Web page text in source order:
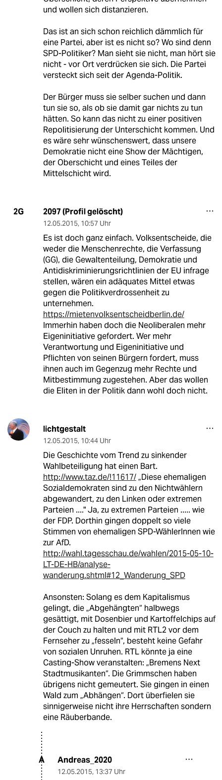
und wollen sich distanzieren.
Das ist an sich schon reichlich dämmlich für
eine Partei, aber ist es nicht so? Wo sind denn
SPD-Politiker? Man sieht sie nicht, man hört sie
nicht - vor Ort verdrücken sie sich. Die Partei
versteckt sich seit der Agenda-Politik.
Der Bürger muss sie selber suchen und dann
tun sie so, als ob sie damit gar nichts zu tun
hätten. So kann das nicht zu einer positiven
Repolitisierung der Unterschicht kommen. Und
es wäre sehr wünschenswert, dass unsere
Demokratie nicht eine Show der Mächtigen,
der Oberschicht und eines Teiles der
Mittelschicht wird.
2G 2097 (Profil gelöscht)
12.05.2015, 10:57 Uhr
Es ist doch ganz einfach. Volksentscheide, die
weder die Menschenrechte, die Verfassung
(GG), die Gewaltenteilung, Demokratie und
Antidiskriminierungsrichtlinien der EU infrage
stellen, wären ein adäquates Mittel etwas
gegen die Politikverdrossenheit zu
unternehmen.
https://mietenvolksentscheidberlin.de/
Immerhin haben doch die Neoliberalen mehr
Eigeninitiative gefordert. Wer mehr
Verantwortung und Eigeninitiative und
Pflichten von seinen Bürgern fordert, muss
ihnen auch im Gegenzug mehr Rechte und
Mitbestimmung zugestehen. Aber das wollen
die Eliten in der Politik dann wohl doch nicht.
lichtgestalt
12.05.2015, 10:44 Uhr
Die Geschichte vom Trend zu sinkender
Wahlbeteiligung hat einen Bart.
http://www.taz.de/!11617/„Diese ehemaligen
Sozialdemokraten sind zu den Nichtwählern
abgewandert, zu den Linken oder extremen
Parteien ...." Ja, zu extremen Parteien ..... wie
der FDP. Dorthin gingen doppelt so viele
Stimmen von ehemaligen SPD-WählerInnen wie
zur AfD.
http://wahl.tagesschau.de/wahlen/2015-05-10-
LT-DE-HB/analyse-
wanderung.shtml#12_Wanderung_SPD
Ansonsten: Solang es dem Kapitalismus
gelingt, die „Abgehängten“ halbwegs
gesättigt, mit Dosenbier und Kartoffelchips auf
der Couch zu halten und mit RTL2 vor dem
Fernseher zu „fesseln“, besteht keine Gefahr
von sozialen Unruhen. RTL könnte ja eine
Casting-Show veranstalten: „Bremens Next
Stadtmusikanten“. Die Grimmschen haben
übrigens nicht gemeutert. Sie gingen in einen
Wald zum „Abhängen“. Dort überfielen sie
sinnigerweise nicht ihre Herrschaften sondern
eine Räuberbande.
A Andreas_2020
12.05.2015, 13:37 Uhr